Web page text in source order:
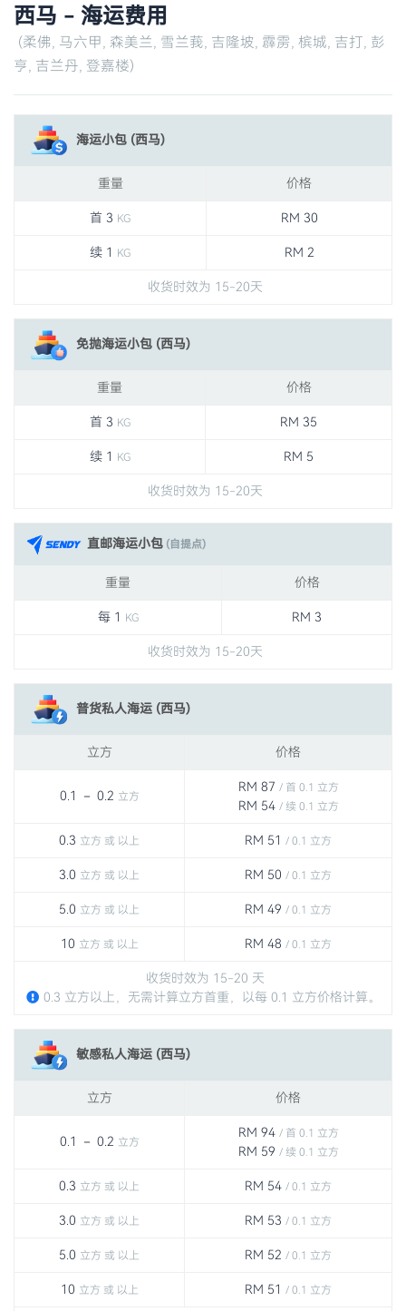
西马 - 海运费用
(柔佛, 马六甲, 森美兰, 雪兰莪, 吉隆坡, 霹雳, 槟城, 吉打, 彭
亨, 吉兰丹, 登嘉楼)
海运小包 (西马)
重量 价格
首 3 KG RM 30
续 1 KG RM 2
收货时效为 15-20天
免抛海运小包 (西马)
重量 价格
首 3 KG RM 35
续 1 KG RM 5
收货时效为 15-20天
直邮海运小包 (自提点)
重量 价格
每 1 KG RM 3
收货时效为 15-20天
普货私人海运 (西马)
立方 价格
0.1 － 0.2 立方
RM 87 / 首 0.1 立方
RM 54 / 续 0.1 立方
0.3 立方 或 以上 RM 51 / 0.1 立方
3.0 立方 或 以上 RM 50 / 0.1 立方
5.0 立方 或 以上 RM 49 / 0.1 立方
10 立方 或 以上 RM 48 / 0.1 立方
收货时效为 15-20 天
0.3 立方以上，无需计算立方首重，以每 0.1 立方价格计算。
敏感私人海运 (西马)
立方 价格
0.1 － 0.2 立方
RM 94 / 首 0.1 立方
RM 59 / 续 0.1 立方
0.3 立方 或 以上 RM 54 / 0.1 立方
3.0 立方 或 以上 RM 53 / 0.1 立方
5.0 立方 或 以上 RM 52 / 0.1 立方
10 立方 或 以上 RM 51 / 0.1 立方